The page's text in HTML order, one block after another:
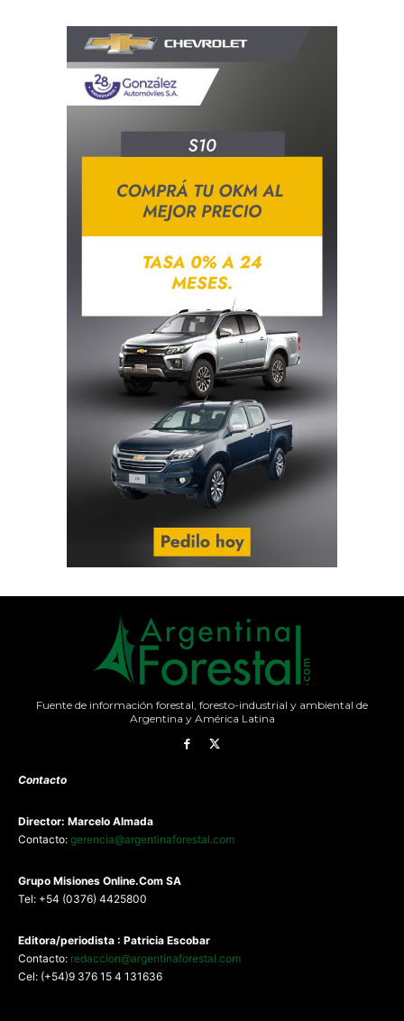
Fuente de información forestal, foresto-industrial y ambiental de
Argentina y América Latina
Contacto
Director: Marcelo Almada
Contacto: gerencia@argentinaforestal.com
Grupo Misiones Online.Com SA
Tel: +54 (0376) 4425800
Editora/periodista : Patricia Escobar
Contacto: redaccion@argentinaforestal.com
Cel: (+54)9 376 15 4 131636